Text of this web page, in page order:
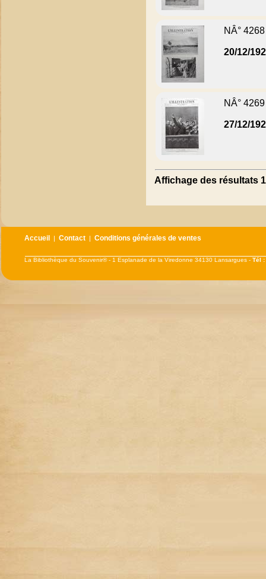
NÂ° 4268
20/12/
NÂ° 4269
27/12/
Affichage des résultats
Accueil |Contact |Conditions générales de ventes
La Bibliothèque du Souvenir® - 1 Esplanade de la Viredonne 34130 Lansargues -Tél